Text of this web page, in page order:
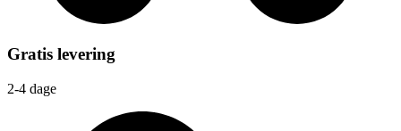
Gratis levering
2-4 dage